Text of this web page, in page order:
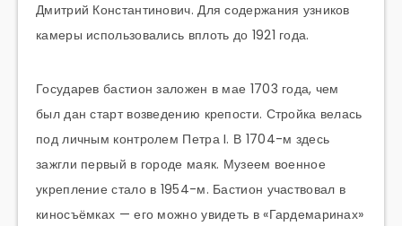
Дмитрий Константинович. Для содержания узников
камеры использовались вплоть до 1921 года.
Государев бастион заложен в мае 1703 года, чем
был дан старт возведению крепости. Стройка велась
под личным контролем Петра I. В 1704-м здесь
зажгли первый в городе маяк. Музеем военное
укрепление стало в 1954-м. Бастион участвовал в
киносъёмках — его можно увидеть в «Гардемаринах»